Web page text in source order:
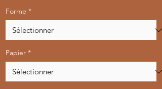
Forme *
Papier *